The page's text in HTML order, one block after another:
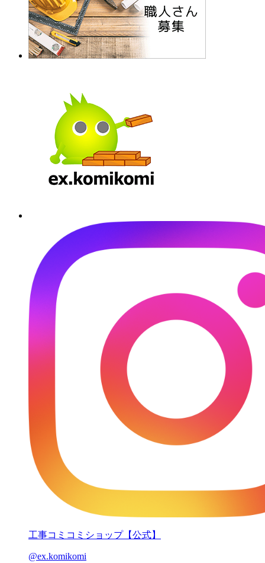
工事コミコミショップ【公式】
@ex.komikomi